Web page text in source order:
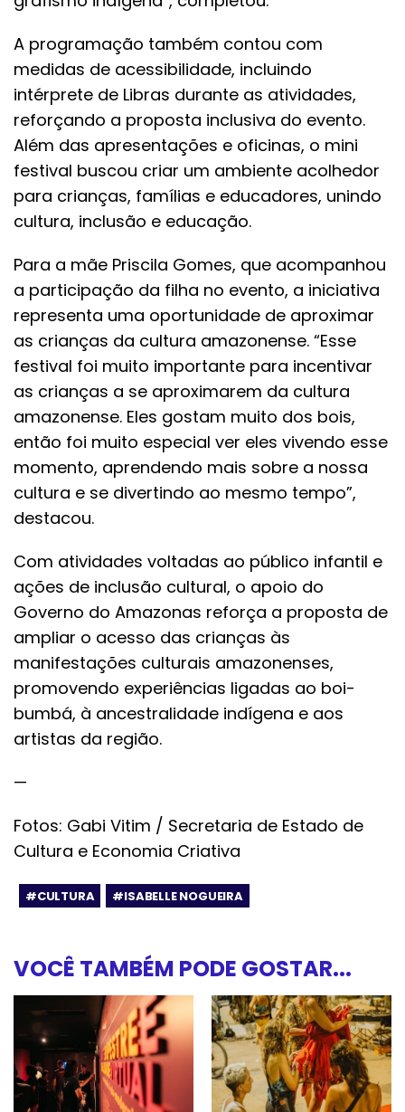
A programação também contou com
medidas de acessibilidade, incluindo
intérprete de Libras durante as atividades,
reforçando a proposta inclusiva do evento.
Além das apresentações e oficinas, o mini
festival buscou criar um ambiente acolhedor
para crianças, famílias e educadores, unindo
cultura, inclusão e educação.
Para a mãe Priscila Gomes, que acompanhou
a participação da filha no evento, a iniciativa
representa uma oportunidade de aproximar
as crianças da cultura amazonense. “Esse
festival foi muito importante para incentivar
as crianças a se aproximarem da cultura
amazonense. Eles gostam muito dos bois,
então foi muito especial ver eles vivendo esse
momento, aprendendo mais sobre a nossa
cultura e se divertindo ao mesmo tempo”,
destacou.
Com atividades voltadas ao público infantil e
ações de inclusão cultural, o apoio do
Governo do Amazonas reforça a proposta de
ampliar o acesso das crianças às
manifestações culturais amazonenses,
promovendo experiências ligadas ao boi-
bumbá, à ancestralidade indígena e aos
artistas da região.
—
Fotos: Gabi Vitim / Secretaria de Estado de
Cultura e Economia Criativa
#CULTURA #ISABELLE NOGUEIRA
VOCÊ TAMBÉM PODE GOSTAR...